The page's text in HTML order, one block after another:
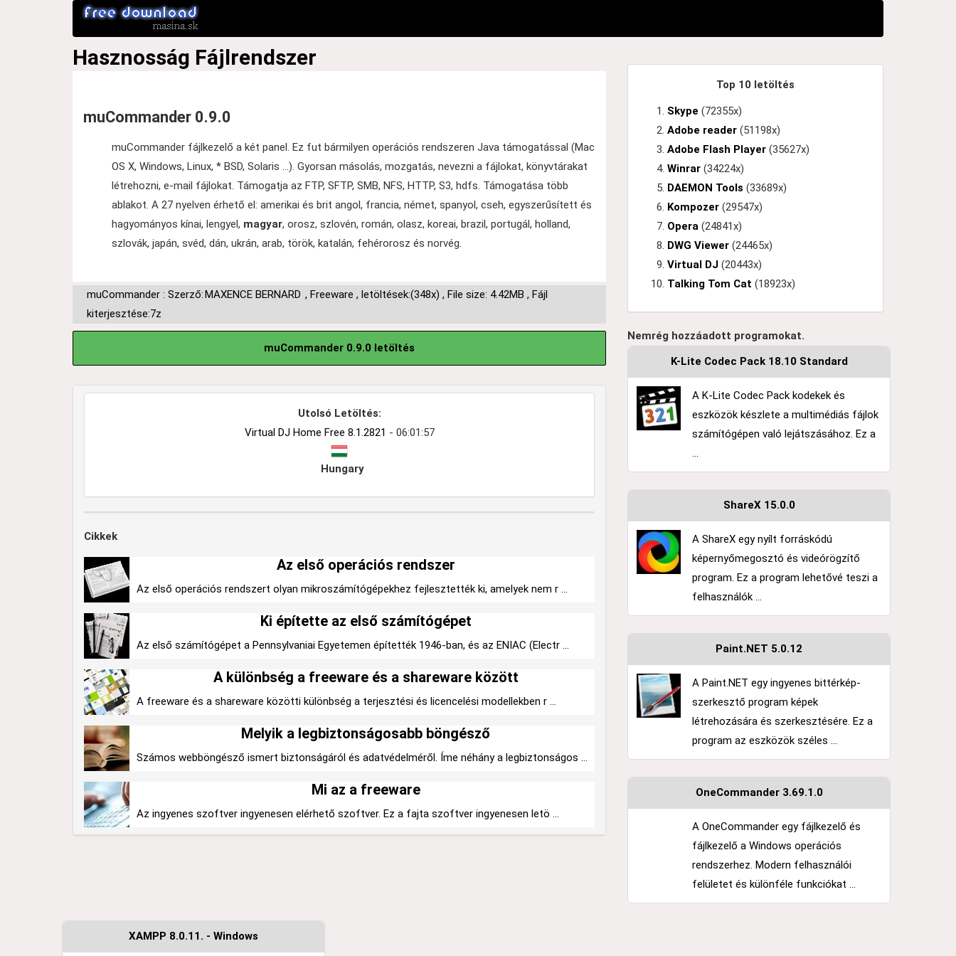
Hasznosság Fájlrendszer
muCommander 0.9.0
muCommander fájlkezelő a két panel. Ez fut bármilyen operációs rendszeren Java támogatással (Mac
OS X, Windows, Linux, * BSD, Solaris ...). Gyorsan másolás, mozgatás, nevezni a fájlokat, könyvtárakat
létrehozni, e-mail fájlokat. Támogatja az FTP, SFTP, SMB, NFS, HTTP, S3, hdfs. Támogatása több
ablakot. A 27 nyelven érhető el: amerikai és brit angol, francia, német, spanyol, cseh, egyszerűsített és
hagyományos kínai, lengyel, magyar, orosz, szlovén, román, olasz, koreai, brazil, portugál, holland,
szlovák, japán, svéd, dán, ukrán, arab, török, katalán, fehérorosz és norvég.
muCommander : Szerző:MAXENCE BERNARD , Freeware , letöltések:(348x) , File size: 4.42MB , Fájl
kiterjesztése:7z
muCommander 0.9.0 letöltés
Utolsó Letöltés:
Virtual DJ Home Free 8.1.2821 - 06:01:57
Hungary
Cikkek
Az első operációs rendszer
Az első operációs rendszert olyan mikroszámítógépekhez fejlesztették ki, amelyek nem r ...
Ki építette az első számítógépet
Az első számítógépet a Pennsylvaniai Egyetemen építették 1946-ban, és az ENIAC (Electr ...
A különbség a freeware és a shareware között
A freeware és a shareware közötti különbség a terjesztési és licencelési modellekben r ...
Melyik a legbiztonságosabb böngésző
Számos webböngésző ismert biztonságáról és adatvédelméről. Íme néhány a legbiztonságos ...
Mi az a freeware
Az ingyenes szoftver ingyenesen elérhető szoftver. Ez a fajta szoftver ingyenesen letö ...
Top 10 letöltés
Skype (72355x)
Adobe reader (51198x)
Adobe Flash Player (35627x)
Winrar (34224x)
DAEMON Tools (33689x)
Kompozer (29547x)
Opera (24841x)
DWG Viewer (24465x)
Virtual DJ (20443x)
Talking Tom Cat (18923x)
Nemrég hozzáadott programokat.
K-Lite Codec Pack 18.10 Standard
A K-Lite Codec Pack kodekek és
eszközök készlete a multimédiás fájlok
számítógépen való lejátszásához. Ez a
...
ShareX 15.0.0
A ShareX egy nyílt forráskódú
képernyőmegosztó és videórögzítő
program. Ez a program lehetővé teszi a
felhasználók ...
Paint.NET 5.0.12
A Paint.NET egy ingyenes bittérkép-
szerkesztő program képek
létrehozására és szerkesztésére. Ez a
program az eszközök széles ...
OneCommander 3.69.1.0
A OneCommander egy fájlkezelő és
fájlkezelő a Windows operációs
rendszerhez. Modern felhasználói
felületet és különféle funkciókat ...
XAMPP 8.0.11. - Windows